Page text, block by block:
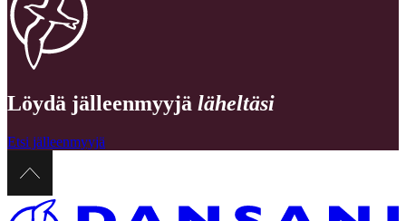
Löydä jälleenmyyjä läheltäsi
Etsi jälleenmyyjä